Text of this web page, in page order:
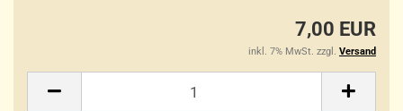
7,00 EUR
inkl. 7% MwSt. zzgl. Versand